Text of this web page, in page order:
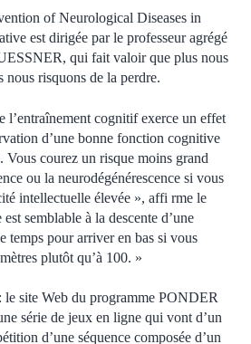
of Neurological Diseases in
est dirigée par le professeur agrégé
qui fait valoir que plus nous
nous risquons de la perdre.
l’entraînement cognitif exerce un effet
d’une bonne fonction cognitive
Vous courez un risque moins grand
ou la neurodégénérescence si vous
intellectuelle élevée », affi rme le
semblable à la descente d’une
temps pour arriver en bas si vous
plutôt qu’à 100. »
le site Web du programme PONDER
série de jeux en ligne qui vont d’un
d’une séquence composée d’un